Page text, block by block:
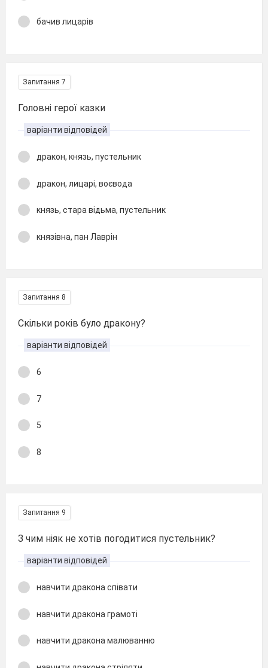
бачив лицарів
Запитання 7
Головні герої казки
варіанти відповідей
дракон, князь, пустельник
дракон, лицарі, воєвода
князь, стара відьма, пустельник
князівна, пан Лаврін
Запитання 8
Скільки років було дракону?
варіанти відповідей
6
7
5
8
Запитання 9
З чим ніяк не хотів погодитися пустельник?
варіанти відповідей
навчити дракона співати
навчити дракона грамоті
навчити дракона малюванню